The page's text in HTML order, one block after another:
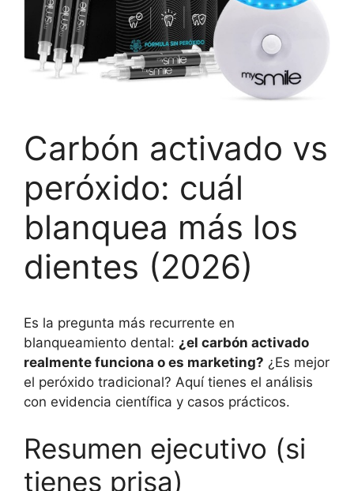
Carbón activado vs
peróxido: cuál
blanquea más los
dientes (2026)
Es la pregunta más recurrente en
blanqueamiento dental: ¿el carbón activado
realmente funciona o es marketing? ¿Es mejor
el peróxido tradicional? Aquí tienes el análisis
con evidencia científica y casos prácticos.
Resumen ejecutivo (si
tienes prisa)